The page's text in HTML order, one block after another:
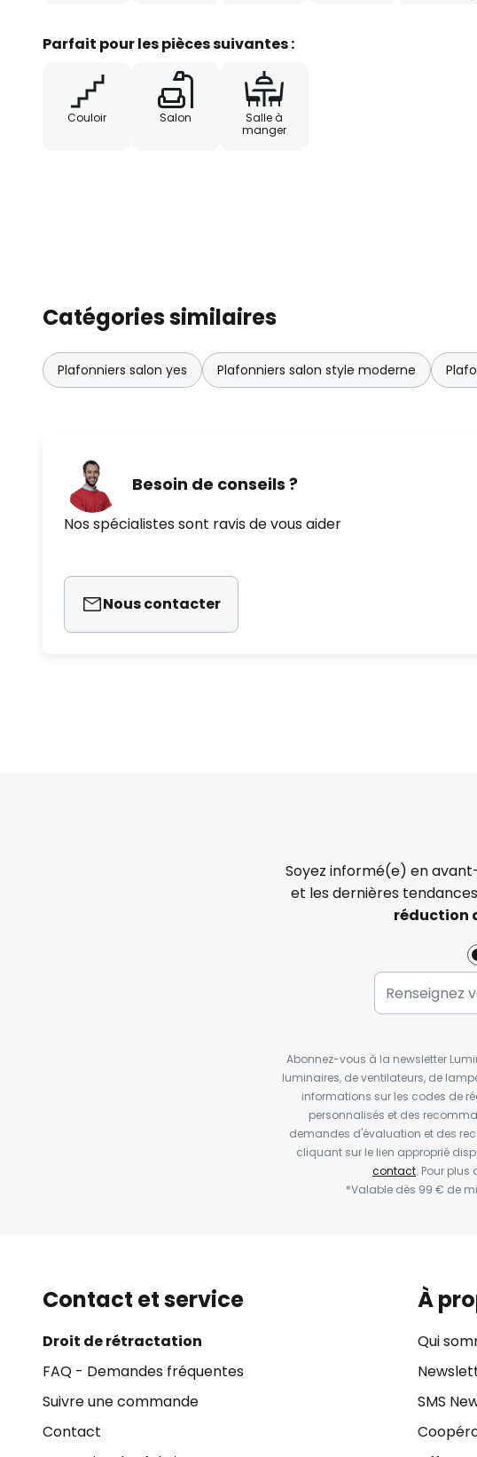
Parfait pour les pièces suivantes :
Couloir Salon
Salle à
manger
Catégories similaires
Plafonniers salon yes Plafonniers salon style moderne
Besoin de conseils ?
Nos spécialistes sont ravis de vous aider
Nous contacter
Soyez informé(e) en
et les dernières
réduction
Abonnez-vous à la newsletter
luminaires, de ventilateurs, de
informations sur les codes de
personnalisés et des
demandes d'évaluation et des
cliquant sur le lien approprié
contact. Pour
*Valable dès 99 € de
Contact et service
Droit de rétractation
FAQ - Demandes fréquentes
Suivre une commande
Contact
À
Qui
SMS